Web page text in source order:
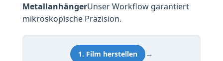
MetallanhängerUnser Workflow garantiert
mikroskopische Präzision.
1. Film herstellen →